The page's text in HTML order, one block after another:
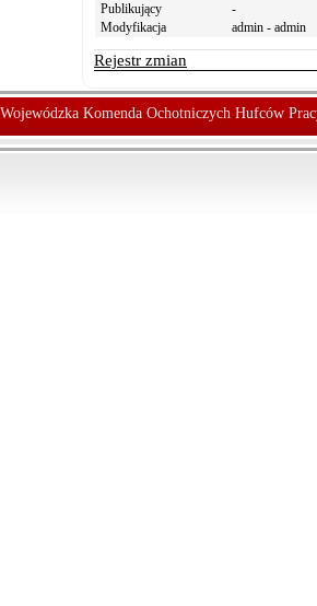
Publikujący
-
Modyfikacja
admin - admin
Rejestr zmian
Komenda Ochotniczych Hufców